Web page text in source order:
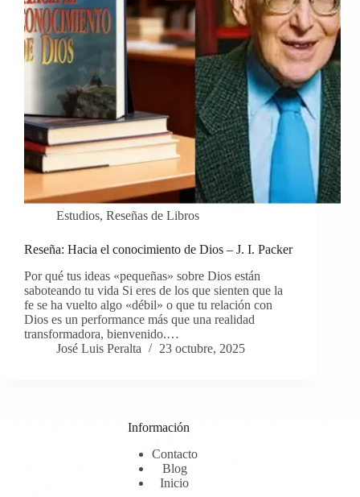
Estudios, Reseñas de Libros
Reseña: Hacia el conocimiento de Dios – J. I. Packer
Por qué tus ideas «pequeñas» sobre Dios están
saboteando tu vida Si eres de los que sienten que la
fe se ha vuelto algo «débil» o que tu relación con
Dios es un performance más que una realidad
transformadora, bienvenido.…
José Luis Peralta
23 octubre, 2025
Información
Contacto
Blog
Inicio